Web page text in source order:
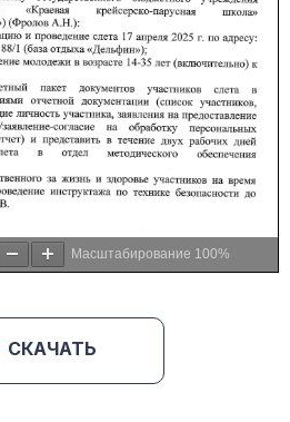
Масштабирование 100%
СКАЧАТЬ